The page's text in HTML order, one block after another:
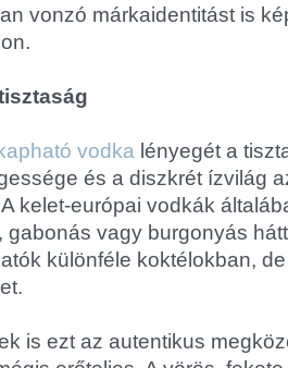
vonzó márkaidentitást is
vodka lényegét a
és a diszkrét ízvilág
kelet-európai vodkák
gabonás vagy burgonyás
különféle koktélokban,
is ezt az autentikus